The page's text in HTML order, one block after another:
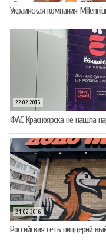
Украинская компания
22.02.2016
ФАС Красноярска не нашла
24.02.2016
Российская сеть пиццерий